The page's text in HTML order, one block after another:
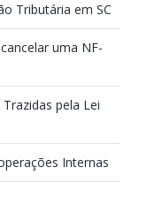
Tributária em SC
uma NF-
pela Lei
Internas